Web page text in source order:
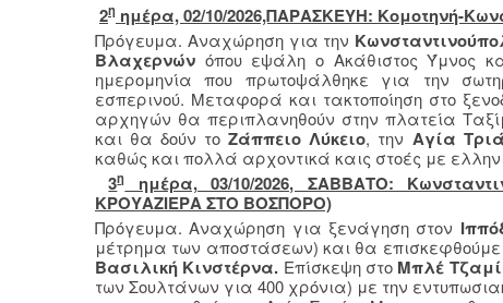
2η ημέρα, 02/10/2026,ΠΑΡΑΣΚΕΥΗ: Κομοτηνή-
Πρόγευμα. Αναχώρηση για την
Βλαχερνών όπου εψάλη ο Ακάθιστος Ύμνος
ημερομηνία που πρωτοψάλθηκε για την
εσπερινού. Μεταφορά και τακτοποίηση στο
αρχηγών θα περιπλανηθούν στην πλατεία
και θα δούν τοΖάππειο Λύκειο, την Αγία
καθώς και πολλά αρχοντικά καις στοές με
3η
ημέρα, 03/10/2026, ΣΑΒΒΑΤΟ:
ΚΡΟΥΑΖΙΕΡΑ ΣΤΟ ΒΟΣΠΟΡΟ)
Πρόγευμα. Αναχώρηση για ξενάγηση στον
μέτρημα των αποστάσεων) και θα επισκεφθούμε
Βασιλική Κινστέρνα. Επίσκεψη στο Μπλέ Τζαμί
των Σουλτάνων για 400 χρόνια) με την